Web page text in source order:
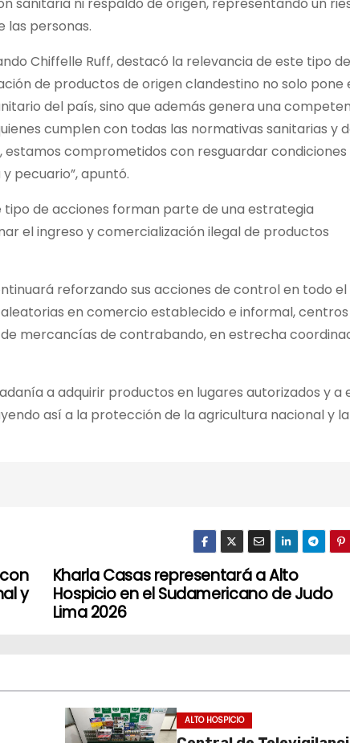
las personas.
Chiffelle Ruff, destacó la relevancia de este tipo de
de productos de origen clandestino no solo pone
del país, sino que además genera una
cumplen con todas las normativas sanitarias y
estamos comprometidos con resguardar condiciones
pecuario”, apuntó.
de acciones forman parte de una estrategia
el ingreso y comercialización ilegal de productos
reforzando sus acciones de control en todo el
en comercio establecido e informal,
mercancías de contrabando, en estrecha
a adquirir productos en lugares autorizados y a
así a la protección de la agricultura nacional y la
Kharla Casas representará a Alto
Hospicio en el Sudamericano de Judo
Lima 2026
y
ALTO HOSPICIO